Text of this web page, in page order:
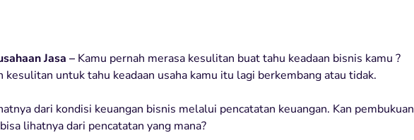
Jasa – Kamu pernah merasa kesulitan buat tahu keadaan bisnis kamu ?
kesulitan untuk tahu keadaan usaha kamu itu lagi berkembang atau tidak.
dari kondisi keuangan bisnis melalui pencatatan keuangan. Kan pembukuan
lihatnya dari pencatatan yang mana?